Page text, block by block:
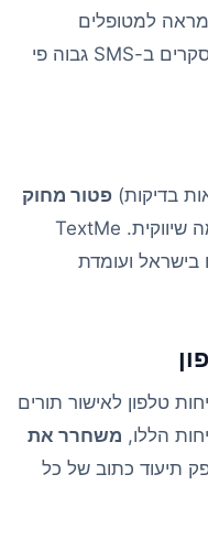
למטופלים
שדעתם חשובה. שיעור המענה על סקרים ב-SMS גבוה פי
פטור מחוק
ומותר לשליחה ללא הסכמה שיווקית. TextMe
ועומדת
טלפון לאישור תורים
משחרר את
תיעוד כתוב של כל